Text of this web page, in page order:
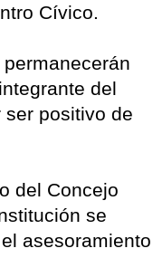
Cívico.
del
positivo de
del Concejo
se
asesoramiento